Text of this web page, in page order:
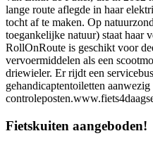
lange route aflegde in haar
tocht af te maken. Op
toegankelijke natuur) staat haar
RollOnRoute is geschikt voor
vervoermiddelen als een
driewieler. Er rijdt een
gehandicaptentoiletten
Fietskuiten aangeboden!